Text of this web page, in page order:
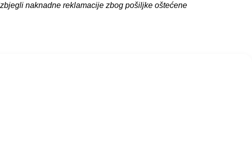
naknadne reklamacije zbog pošiljke oštećene